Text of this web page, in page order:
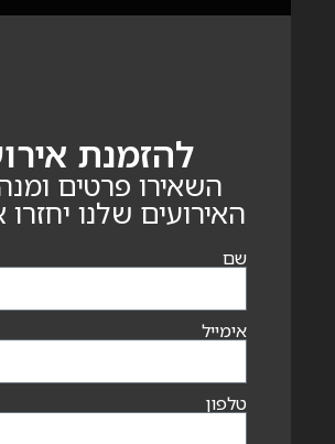
להזמנת
השאירו פרטים
האירועים שלנו
שם
אימייל
טלפון